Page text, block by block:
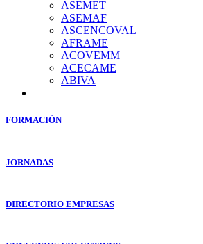
ASEMET
ASEMAF
ASCENCOVAL
AFRAME
ACOVEMM
ACECAME
ABIVA
FORMACIÓN
JORNADAS
DIRECTORIO EMPRESAS